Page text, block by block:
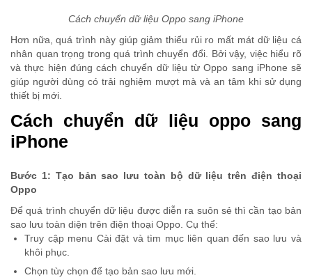
Cách chuyển dữ liệu Oppo sang iPhone
Hơn nữa, quá trình này giúp giảm thiểu rủi ro mất mát dữ liệu cá
nhân quan trọng trong quá trình chuyển đổi. Bởi vậy, việc hiểu rõ
và thực hiện đúng cách chuyển dữ liệu từ Oppo sang iPhone sẽ
giúp người dùng có trải nghiệm mượt mà và an tâm khi sử dụng
thiết bị mới.
Cách chuyển dữ liệu oppo sang
iPhone
Bước 1: Tạo bản sao lưu toàn bộ dữ liệu trên điện thoại
Oppo
Để quá trình chuyển dữ liệu được diễn ra suôn sẻ thì cần tạo bản
sao lưu toàn diện trên điện thoại Oppo. Cụ thể:
Truy cập menu Cài đặt và tìm mục liên quan đến sao lưu và
khôi phục.
Chọn tùy chọn để tạo bản sao lưu mới.